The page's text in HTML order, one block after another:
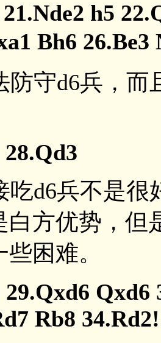
h5
Bh6 26.Be3
防守d6兵，而
28.Qd3
吃d6兵不是很
白方优势，但
困难。
29.Qxd6 Qxd6
Rb8